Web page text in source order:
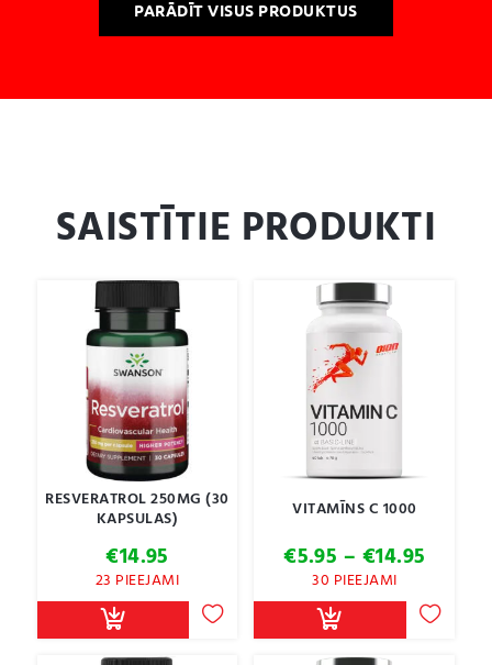
PARĀDĪT VISUS PRODUKTUS
SAISTĪTIE PRODUKTI
RESVERATROL 250MG (30
KAPSULAS)
€14.95
23 PIEEJAMI
VITAMĪNS C 1000
€5.95 – €14.95
€5.95
30 PIEEJAMI